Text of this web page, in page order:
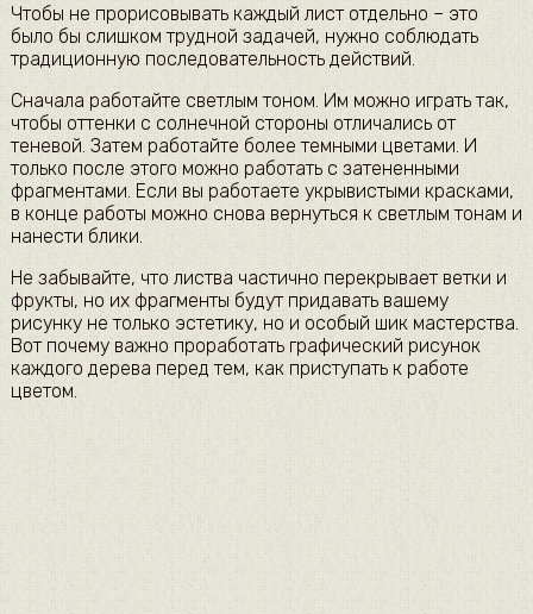
Чтобы не прорисовывать каждый лист отдельно – это
было бы слишком трудной задачей, нужно соблюдать
традиционную последовательность действий.
Сначала работайте светлым тоном. Им можно играть так,
чтобы оттенки с солнечной стороны отличались от
теневой. Затем работайте более темными цветами. И
только после этого можно работать с затененными
фрагментами. Если вы работаете укрывистыми красками,
в конце работы можно снова вернуться к светлым тонам и
нанести блики.
Не забывайте, что листва частично перекрывает ветки и
фрукты, но их фрагменты будут придавать вашему
рисунку не только эстетику, но и особый шик мастерства.
Вот почему важно проработать графический рисунок
каждого дерева перед тем, как приступать к работе
цветом.